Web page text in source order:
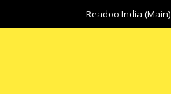
Readoo India (Main)